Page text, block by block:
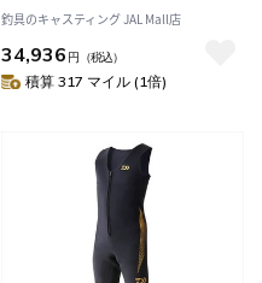
MB
釣具のキャスティング JAL Mall店
34,936 円 （税込）
積算 317 マイル (1倍)